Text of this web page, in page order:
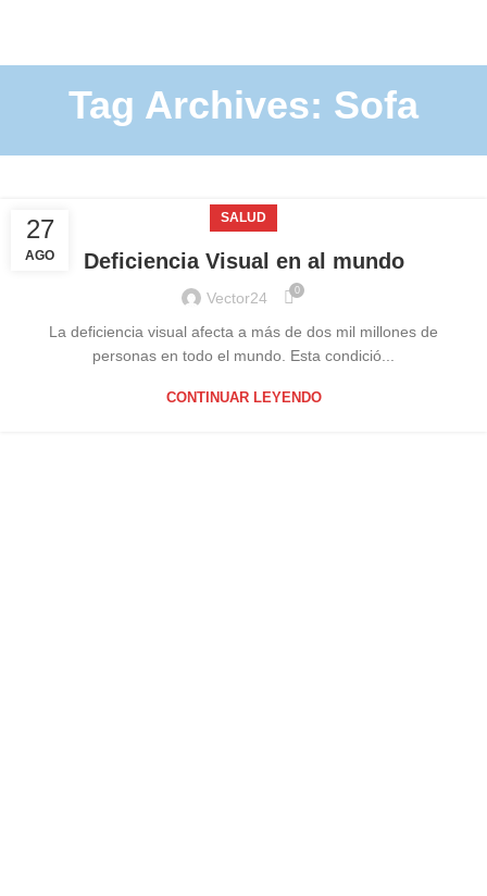
Tag Archives: Sofa
27
AGO
SALUD
Deficiencia Visual en al mundo
Vector24 0
La deficiencia visual afecta a más de dos mil millones de
personas en todo el mundo. Esta condició...
CONTINUAR LEYENDO